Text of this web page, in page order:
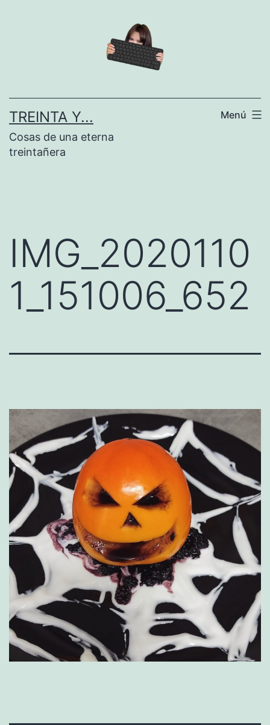
TREINTA Y...
Cosas de una eterna
treintañera
Menú
IMG_2020110
1_151006_652